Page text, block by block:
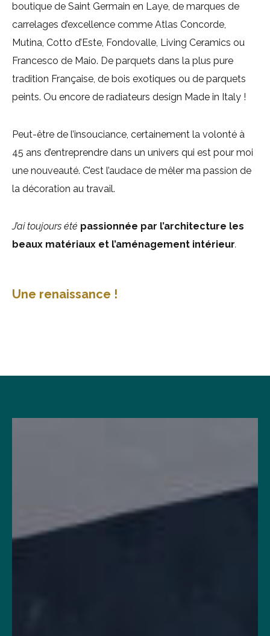
boutique de Saint Germain en Laye, de marques de
carrelages d’excellence comme Atlas Concorde,
Mutina, Cotto d’Este, Fondovalle, Living Ceramics ou
Francesco de Maio. De parquets dans la plus pure
tradition Française, de bois exotiques ou de parquets
peints. Ou encore de radiateurs design Made in Italy !
Peut-être de l’insouciance, certainement la volonté à
45 ans d’entreprendre dans un univers qui est pour moi
une nouveauté. C’est l’audace de mêler ma passion de
la décoration au travail.
J’ai toujours été passionnée par l’architecture les
beaux matériaux et l’aménagement intérieur.
Une renaissance !